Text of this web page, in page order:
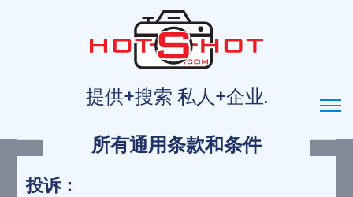
提供+搜索 私人+企业.
所有通用条款和条件
投诉：